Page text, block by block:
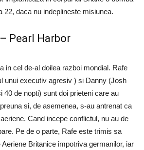
22, daca nu indeplineste misiunea.
Pearl Harbor
in cel de-al doilea razboi mondial. Rafe
unui executiv agresiv ) si Danny (Josh
40 de nopti) sunt doi prieteni care au
si, de asemenea, s-au antrenat ca
Cand incepe conflictul, nu au de
Pe de o parte, Rafe este trimis sa
Britanice impotriva germanilor, iar